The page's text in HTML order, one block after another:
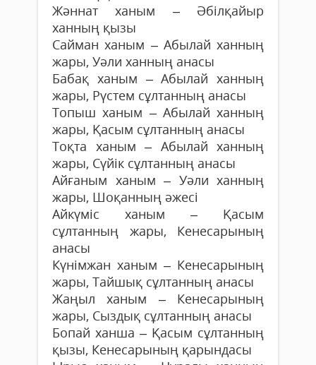
Жәннат ханым – Әбілқайыр
ханның қызы
Сайман ханым – Абылай ханның
жары, Уәли ханның анасы
Бабақ ханым – Абылай ханның
жары, Рүстем сұлтанның анасы
Топыш ханым – Абылай ханның
жары, Қасым сұлтанның анасы
Тоқта ханым – Абылай ханның
жары, Сүйік сұлтанның анасы
Айғаным ханым – Уәли ханның
жары, Шоқанның әжесі
Айкүміс ханым – Қасым
сұлтанның жары, Кенесарының
анасы
Күнімжан ханым – Кенесарының
жары, Тайшық сұлтанның анасы
Жаңыл ханым – Кенесарының
жары, Сыздық сұлтанның анасы
Бопай ханша – Қасым сұлтанның
қызы, Кенесарының қарындасы